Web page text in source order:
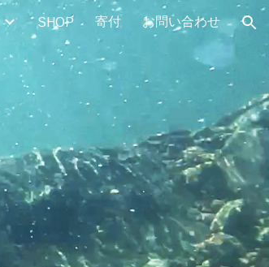
SHOP 寄付 お問い合わせ